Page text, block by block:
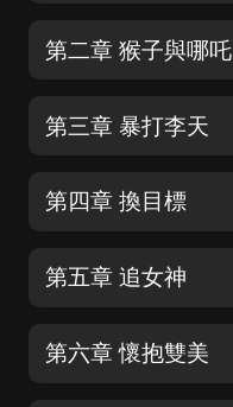
第二章 猴子與哪吒
第三章 暴打李天
第四章 換目標
第五章 追女神
第六章 懷抱雙美